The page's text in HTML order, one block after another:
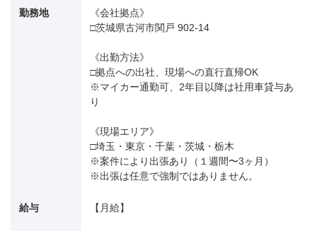
勤務地
《会社拠点》
□茨城県古河市関戸 902-14
《出勤方法》
□拠点への出社、現場への直行直帰OK
※マイカー通勤可、2年目以降は社用車貸与あ
り
《現場エリア》
□埼玉・東京・千葉・茨城・栃木
※案件により出張あり（１週間〜3ヶ月）
※出張は任意で強制ではありません。
給与 【月給】